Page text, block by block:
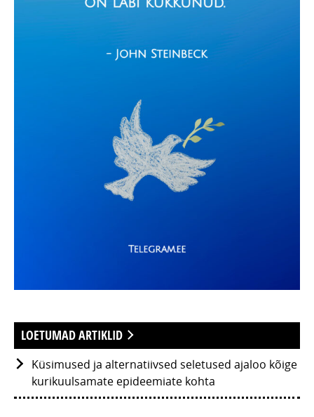
LOETUMAD ARTIKLID
Küsimused ja alternatiivsed seletused ajaloo kõige
kurikuulsamate epideemiate kohta